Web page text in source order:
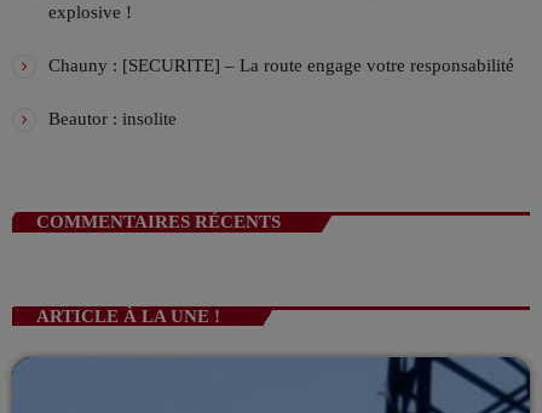
21:00 - 00:00
explosive !
Chauny : [SECURITE] – La route engage votre responsabilité
Beautor : insolite
COMMENTAIRES RÉCENTS
ARTICLE À LA UNE !